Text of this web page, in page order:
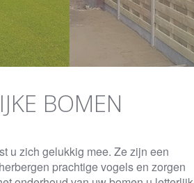
BOMEN
u zich gelukkig mee. Ze zijn een
prachtige vogels en zorgen